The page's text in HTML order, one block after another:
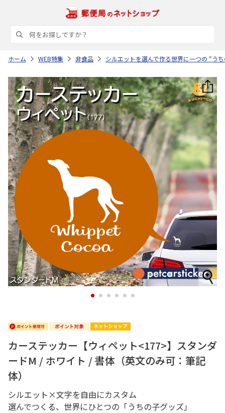
ホーム WEB特集 非食品 シルエットを選んで作る世界に一つの “う
1 2 3 4 5 6
カーステッカー【ウィペット<177>】スタンダ
ードM / ホワイト / 書体（英文のみ可：筆記
体）
シルエット×文字を自由にカスタム
選んでつくる、世界にひとつの「うちの子グッズ」